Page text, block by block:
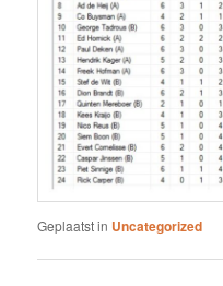
Geplaatst in Uncategorized